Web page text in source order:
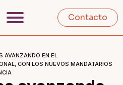
Contacto
AVANZANDO EN EL
CON LOS NUEVOS MANDATARIOS